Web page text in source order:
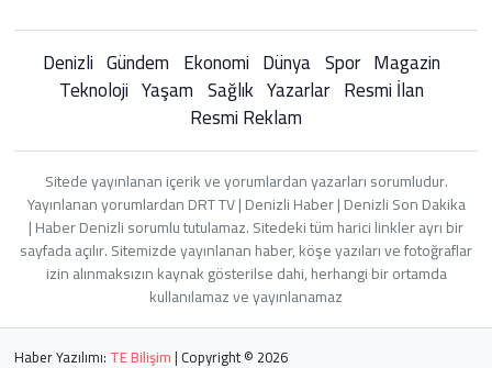
Denizli Gündem Ekonomi Dünya Spor Magazin
Teknoloji Yaşam Sağlık Yazarlar Resmi İlan
Resmi Reklam
Sitede yayınlanan içerik ve yorumlardan yazarları sorumludur.
Yayınlanan yorumlardan DRT TV | Denizli Haber | Denizli Son Dakika
| Haber Denizli sorumlu tutulamaz. Sitedeki tüm harici linkler ayrı bir
sayfada açılır. Sitemizde yayınlanan haber, köşe yazıları ve fotoğraflar
izin alınmaksızın kaynak gösterilse dahi, herhangi bir ortamda
kullanılamaz ve yayınlanamaz
Haber Yazılımı: TE Bilişim| Copyright © 2026